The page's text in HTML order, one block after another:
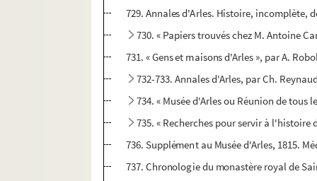
729. Annales d'Arles. Histoire, incomplète,
730. « Papiers trouvés chez M. Antoine
731. « Gens et maisons d'Arles », par A.
732-733. Annales d'Arles, par Ch.
734. « Musée d'Arles ou Réunion de
735. « Recherches pour servir à l'histoire
736. Supplément au Musée d'Arles, 1815.
737. Chronologie du monastère royal de